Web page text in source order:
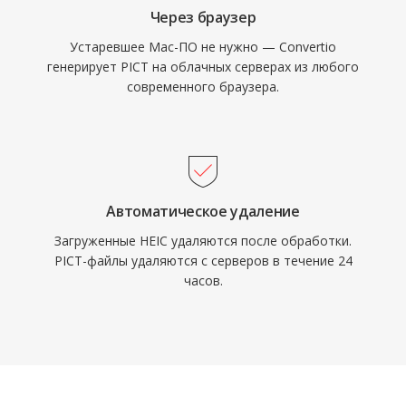
Через браузер
Устаревшее Mac-ПО не нужно — Convertio
генерирует PICT на облачных серверах из любого
современного браузера.
Автоматическое удаление
Загруженные HEIC удаляются после обработки.
PICT-файлы удаляются с серверов в течение 24
часов.